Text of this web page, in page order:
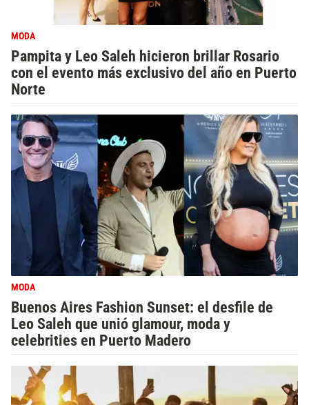
MODA
Pampita y Leo Saleh hicieron brillar Rosario
con el evento más exclusivo del año en Puerto
Norte
MODA
Buenos Aires Fashion Sunset: el desfile de
Leo Saleh que unió glamour, moda y
celebrities en Puerto Madero